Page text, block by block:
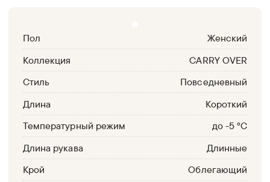
Пол
Женский
Коллекция
CARRY OVER
Стиль
Повседневный
Длина
Короткий
Температурный режим
до -5 °С
Длина рукава
Длинные
Крой
Облегающий